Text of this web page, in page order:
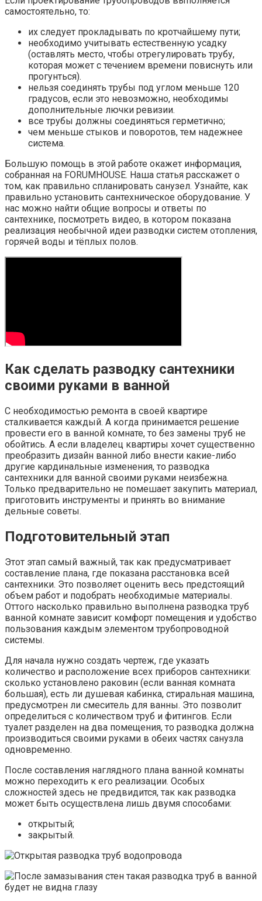
самостоятельно, то:
их следует прокладывать по кротчайшему пути;
необходимо учитывать естественную усадку
(оставлять место, чтобы отрегулировать трубу,
которая может с течением времени повиснуть или
прогунться).
нельзя соединять трубы под углом меньше 120
градусов, если это невозможно, необходимы
дополнительные лючки ревизии.
все трубы должны соединяться герметично;
чем меньше стыков и поворотов, тем надежнее
система.
Большую помощь в этой работе окажет информация,
собранная на FORUMHOUSE. Наша статья расскажет о
том, как правильно спланировать санузел. Узнайте, как
правильно установить сантехническое оборудование. У
нас можно найти общие вопросы и ответы по
сантехнике, посмотреть видео, в котором показана
реализация необычной идеи разводки систем отопления,
горячей воды и тёплых полов.
Как сделать разводку сантехники
своими руками в ванной
С необходимостью ремонта в своей квартире
сталкивается каждый. А когда принимается решение
провести его в ванной комнате, то без замены труб не
обойтись. А если владелец квартиры хочет существенно
преобразить дизайн ванной либо внести какие-либо
другие кардинальные изменения, то разводка
сантехники для ванной своими руками неизбежна.
Только предварительно не помешает закупить материал,
приготовить инструменты и принять во внимание
дельные советы.
Подготовительный этап
Этот этап самый важный, так как предусматривает
составление плана, где показана расстановка всей
сантехники. Это позволяет оценить весь предстоящий
объем работ и подобрать необходимые материалы.
Оттого насколько правильно выполнена разводка труб
ванной комнате зависит комфорт помещения и удобство
пользования каждым элементом трубопроводной
системы.
Для начала нужно создать чертеж, где указать
количество и расположение всех приборов сантехники:
сколько установлено раковин (если ванная комната
большая), есть ли душевая кабинка, стиральная машина,
предусмотрен ли смеситель для ванны. Это позволит
определиться с количеством труб и фитингов. Если
туалет разделен на два помещения, то разводка должна
производиться своими руками в обеих частях санузла
одновременно.
После составления наглядного плана ванной комнаты
можно переходить к его реализации. Особых
сложностей здесь не предвидится, так как разводка
может быть осуществлена лишь двумя способами:
открытый;
закрытый.